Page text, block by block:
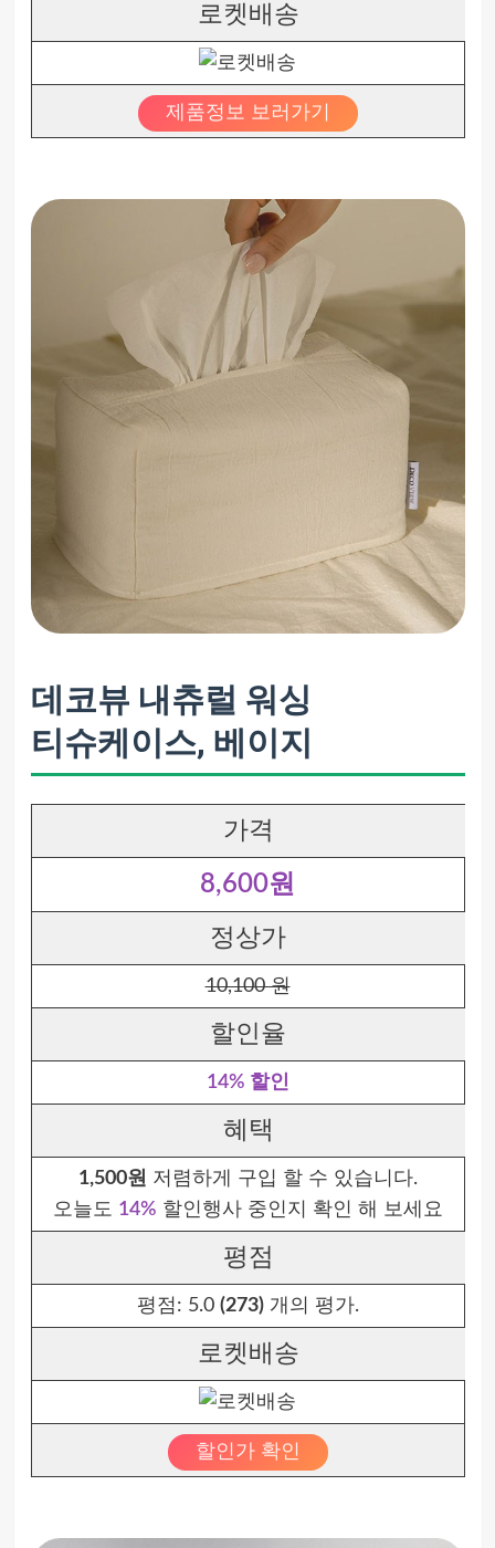
로켓배송
제품정보 보러가기
데코뷰 내츄럴 워싱
티슈케이스, 베이지
가격
8,600원
정상가
10,100 원
할인율
14% 할인
혜택
1,500원 저렴하게 구입 할 수 있습니다.
오늘도 14% 할인행사 중인지 확인 해 보세요
평점
평점: 5.0 (273)개의 평가.
로켓배송
할인가 확인